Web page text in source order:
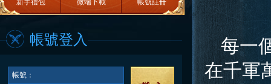
新手禮包 微端下載 帳號註冊
帳號登入
帳號：
每一個
在千軍